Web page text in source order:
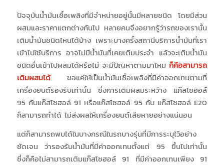
ปัจจุบันน้ำมันเชื้อเพลิงที่มีจำหน่ายอยู่นั้นมีหลายชนิด โดยมีส่วน
ผสมและราคาแตกต่างกันไป หลายคนจึงอยากรู้ว่ารถของเรานั้น
เติมน้ำมันชนิดไหนได้บ้าง เพราะบางครั้งสถานีบริการน้ำมันที่เรา
เข้าไปใช้บริการ อาจไม่มีน้ำมันที่เคยเติมประจำ แล้วจะเติมน้ำมัน
ชนิดอื่นเข้าไปผสมได้หรือไม่ จะมีปัญหาตามมาไหมก็คือสามารถ
เติมผสมได้ขอแค่ให้เป็นน้ำมันเชื้อเพลิงที่มีค่าออกเทนตามที่
เครื่องยนต์รองรับเท่านั้น ซึ่งการเติมผสมระหว่าง แก๊สโซฮอล์
95 กับแก๊สโซฮอล์ 91 หรือแก๊สโซฮอล์ 95 กับ แก๊สโซฮอล์ E20
ก็สามารถทำได้ ไม่ส่งผลให้เครื่องยนต์เสียหายอย่างแน่นอน
แต่ก็สามารถพบได้ในบางกรณีในรถบางรุ่นที่มีการระบุไว้อย่าง
ชัดเจน ว่ารองรับน้ำมันที่มีค่าออกเทนตั้งแต่ 95 ขึ้นไปเท่านั้น
ซึ่งก็คือไม่สามารถเติมแก๊สโซฮอล์ 91 ที่มีค่าออกเทนเพียง 91